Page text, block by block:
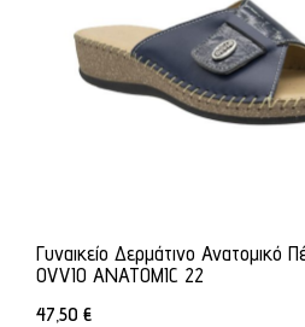
Γυναικείο Δερμάτινο Ανατομικό
OVVIO ANATOMIC 22
47,50 €